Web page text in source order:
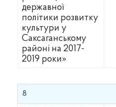
державної
політики розвитку
культури у
Саксаганському
районі на 2017-
2019 роки»
8